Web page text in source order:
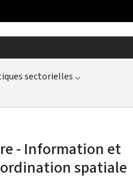
sectorielles ⌵
- Information et
spatiale